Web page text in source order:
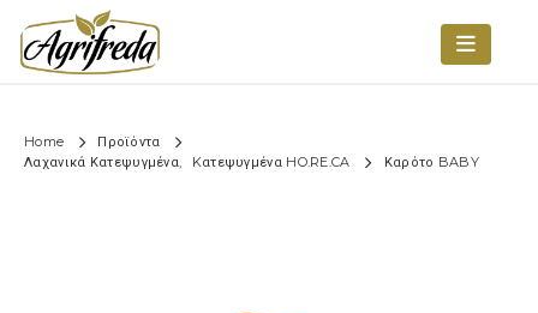
Home
Προϊόντα
Λαχανικά Κατεψυγμένα
Kατεψυγμένα HO.RE.CA Καρότο BABY